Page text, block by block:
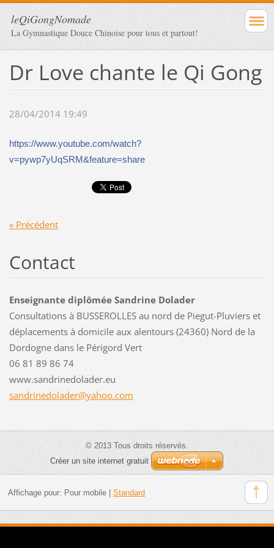
leQiGongNomade
La Gymnastique Douce Chinoise pour tous et partout!
Dr Love chante le Qi Gong
28/04/2014 19:49
https://www.youtube.com/watch?
v=pywp7yUqSRM&feature=share
« Précédent
Contact
Enseignante diplômée Sandrine Dolader
Consultations à BUSSEROLLES au nord de Piegut-Pluviers et
déplacements à domicile aux alentours (24360) Nord de la
Dordogne dans le Périgord Vert
06 81 89 86 74
www.sandrinedolader.eu
sandrinedolader@yahoo.com
© 2013 Tous droits réservés.
Créer un site internet gratuit
Affichage pour: Pour mobile| Standard